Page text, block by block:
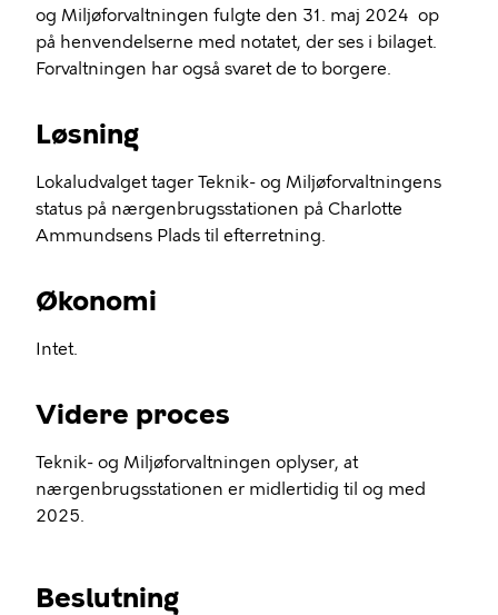
og Miljøforvaltningen fulgte den 31. maj 2024 op
på henvendelserne med notatet, der ses i bilaget.
Forvaltningen har også svaret de to borgere.
Løsning
Lokaludvalget tager Teknik- og Miljøforvaltningens
status på nærgenbrugsstationen på Charlotte
Ammundsens Plads til efterretning.
Økonomi
Intet.
Videre proces
Teknik- og Miljøforvaltningen oplyser, at
nærgenbrugsstationen er midlertidig til og med
2025.
Beslutning